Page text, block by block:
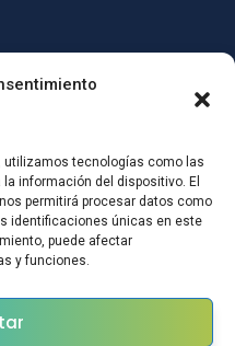
utilizamos tecnologías como las
información del dispositivo. El
permitirá procesar datos como
identificaciones únicas en este
puede afectar
y funciones.
de Transformación Digital
cuenta ajena, mediante
mejoras tecnológicas:Esta
del Plan de Recuperación,
de la Convocatoria realizada
aprueba una convocatoria de